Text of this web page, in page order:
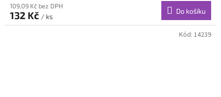
109,09 Kč bez DPH
132 Kč / ks
Do košíku
Kód: 14239